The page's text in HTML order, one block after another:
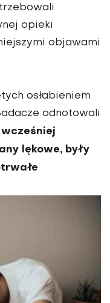
opieki
objawami
osłabieniem
odnotowali
lękowe, były